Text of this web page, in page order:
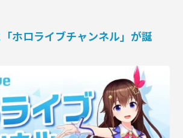
ホロライブチャンネル」が誕